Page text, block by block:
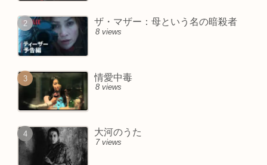
ザ・マザー：母という名の暗殺者
8 views
情愛中毒
8 views
大河のうた
7 views